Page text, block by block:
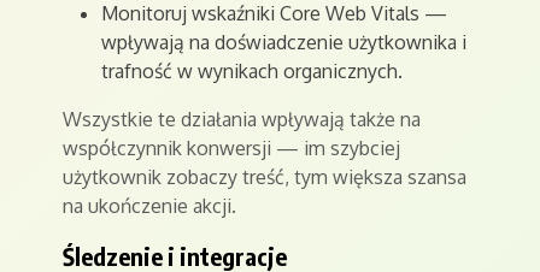
Monitoruj wskaźniki Core Web Vitals —
wpływają na doświadczenie użytkownika i
trafność w wynikach organicznych.
Wszystkie te działania wpływają także na
współczynnik konwersji — im szybciej
użytkownik zobaczy treść, tym większa szansa
na ukończenie akcji.
Śledzenie i integracje